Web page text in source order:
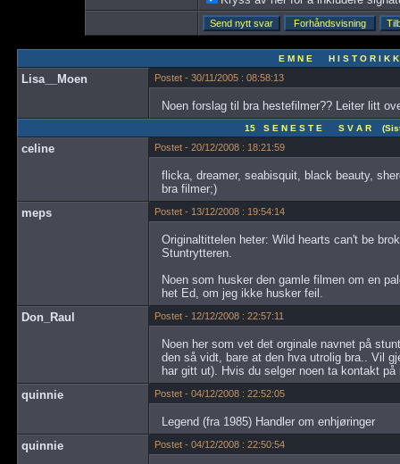
E M N E H I S T O R I K K
Lisa__Moen Postet - 30/11/2005 : 08:58:13
Noen forslag til bra hestefilmer?? Leiter litt
15 S E N E S T E S V A R
celine Postet - 20/12/2008 : 18:21:59
flicka, dreamer, seabisquit, black beauty,
bra filmer;)
meps
Postet - 13/12/2008 : 19:54:14
Originaltittelen heter: Wild hearts can't be
Stuntrytteren.
Noen som husker den gamle filmen om en
het Ed, om jeg ikke husker feil.
Don_Raul
Postet - 12/12/2008 : 22:57:11
Noen her som vet det orginale navnet på
den så vidt, bare at den hva utrolig bra.. Vil
har gitt ut). Hvis du selger noen ta kontakt
quinnie
Postet - 04/12/2008 : 22:52:05
Legend (fra 1985) Handler om enhjøringer
quinnie
Postet - 04/12/2008 : 22:50:54